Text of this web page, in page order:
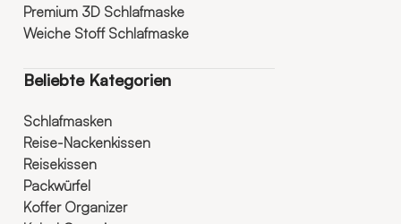
Premium 3D Schlafmaske
Weiche Stoff Schlafmaske
Beliebte Kategorien
Schlafmasken
Reise-Nackenkissen
Reisekissen
Packwürfel
Koffer Organizer